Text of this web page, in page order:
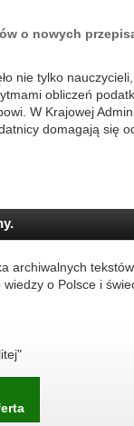
o nowych
nie tylko
obliczeń
W Krajowej
domagają się
archiwalnych
o Polsce i